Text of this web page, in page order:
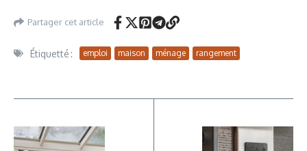
Partager cet article
Étiquetté : emploi maison ménage rangement